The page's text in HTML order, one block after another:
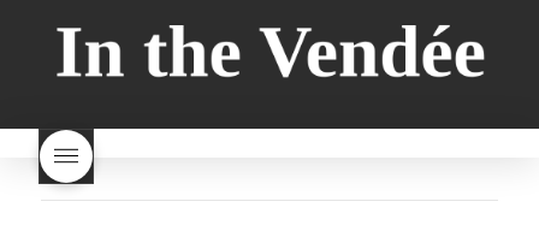
en vacances
lentilles vertes
lentilles vertes et boulgour
lentilles vertes-vendues les
grossir les lentilles vertes
sont-elles bonnes pour la
santé les lentilles vertes
sont-elles bonnes pour vous
saisonnière
cuisine-locale
cuisine-maison européenne
cuisine-maison-france